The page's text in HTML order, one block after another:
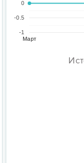
Март
-1
-0.5
0